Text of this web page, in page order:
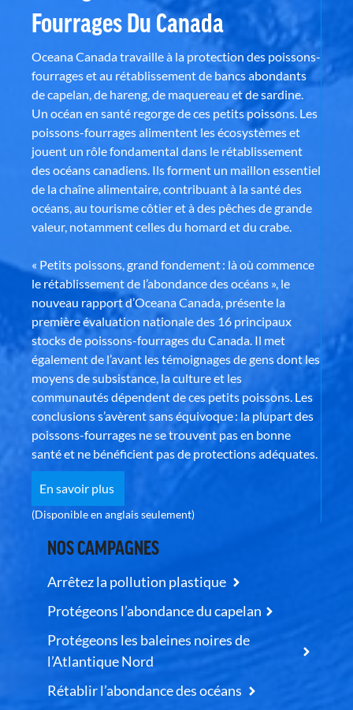
Fourrages Du Canada
Oceana Canada travaille à la protection des poissons-
fourrages et au rétablissement de bancs abondants
de capelan, de hareng, de maquereau et de sardine.
Un océan en santé regorge de ces petits poissons. Les
poissons-fourrages alimentent les écosystèmes et
jouent un rôle fondamental dans le rétablissement
des océans canadiens. Ils forment un maillon essentiel
de la chaîne alimentaire, contribuant à la santé des
océans, au tourisme côtier et à des pêches de grande
valeur, notamment celles du homard et du crabe.
« Petits poissons, grand fondement : là où commence
le rétablissement de l’abondance des océans », le
nouveau rapport d’Oceana Canada, présente la
première évaluation nationale des 16 principaux
stocks de poissons-fourrages du Canada. Il met
également de l’avant les témoignages de gens dont les
moyens de subsistance, la culture et les
communautés dépendent de ces petits poissons. Les
conclusions s’avèrent sans équivoque : la plupart des
poissons-fourrages ne se trouvent pas en bonne
santé et ne bénéficient pas de protections adéquates.
En savoir plus
(Disponible en anglais seulement)
NOS CAMPAGNES
Arrêtez la pollution plastique
Protégeons l’abondance du capelan
Protégeons les baleines noires de
l’Atlantique Nord
Rétablir l’abondance des océans